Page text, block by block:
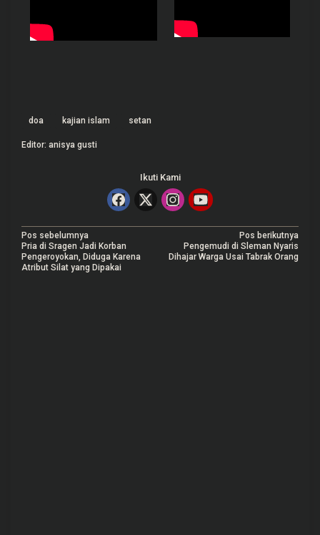
doa kajian islam setan
Editor: anisya gusti
Ikuti Kami
N
a
Pos sebelumnya
Pria di Sragen Jadi Korban
Pengeroyokan, Diduga Karena
Atribut Silat yang Dipakai
Pos berikutnya
Pengemudi di Sleman Nyaris
Dihajar Warga Usai Tabrak Orang